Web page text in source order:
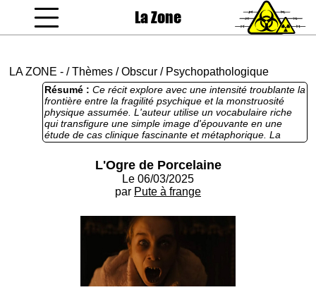
La Zone
LA ZONE - /Thèmes /Obscur / Psychopathologique
Résumé : Ce récit explore avec une intensité troublante la
frontière entre la fragilité psychique et la monstruosité
physique assumée. L'auteur utilise un vocabulaire riche
qui transfigure une simple image d'épouvante en une
étude de cas clinique fascinante et métaphorique. La
structure narrative permet une immersion rapide dans le
davantage vers le thriller gothique que vers la psychiatrie
pure. C'est une œuvre courte mais efficace qui interroge
intelligemment notre perception de la beauté et les
L'Ogre de Porcelaine
Le 06/03/2025
par Pute à frange